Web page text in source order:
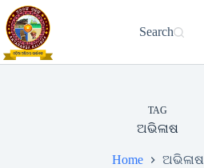
Skip
to
content
Search
TAG
ଅଭିଳାଷ
Home ଅଭିଳାଷ